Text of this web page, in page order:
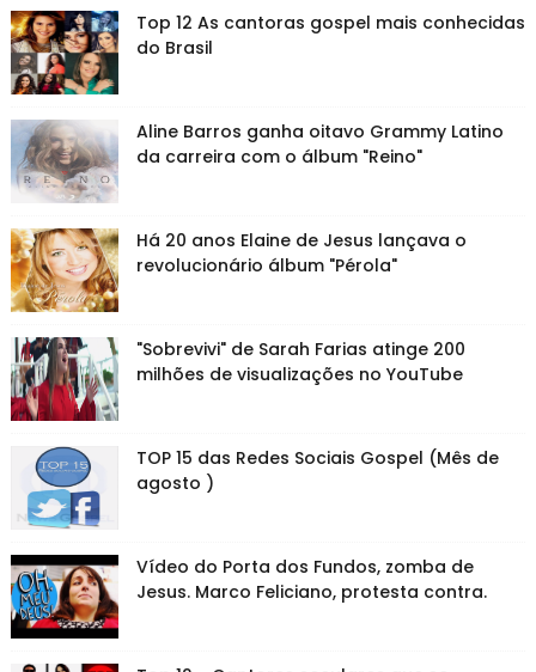
Top 12 As cantoras gospel mais conhecidas
do Brasil
Aline Barros ganha oitavo Grammy Latino
da carreira com o álbum "Reino"
Há 20 anos Elaine de Jesus lançava o
revolucionário álbum "Pérola"
"Sobrevivi" de Sarah Farias atinge 200
milhões de visualizações no YouTube
TOP 15 das Redes Sociais Gospel (Mês de
agosto )
Vídeo do Porta dos Fundos, zomba de
Jesus. Marco Feliciano, protesta contra.